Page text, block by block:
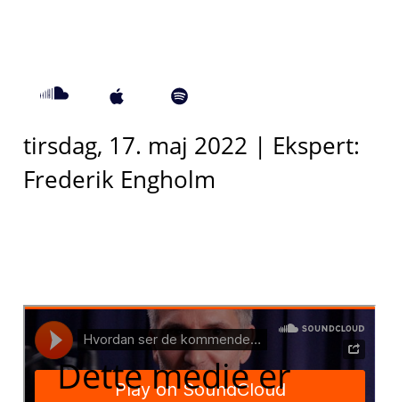
tirsdag, 17. maj 2022 | Ekspert:
Frederik Engholm
Dette medie er